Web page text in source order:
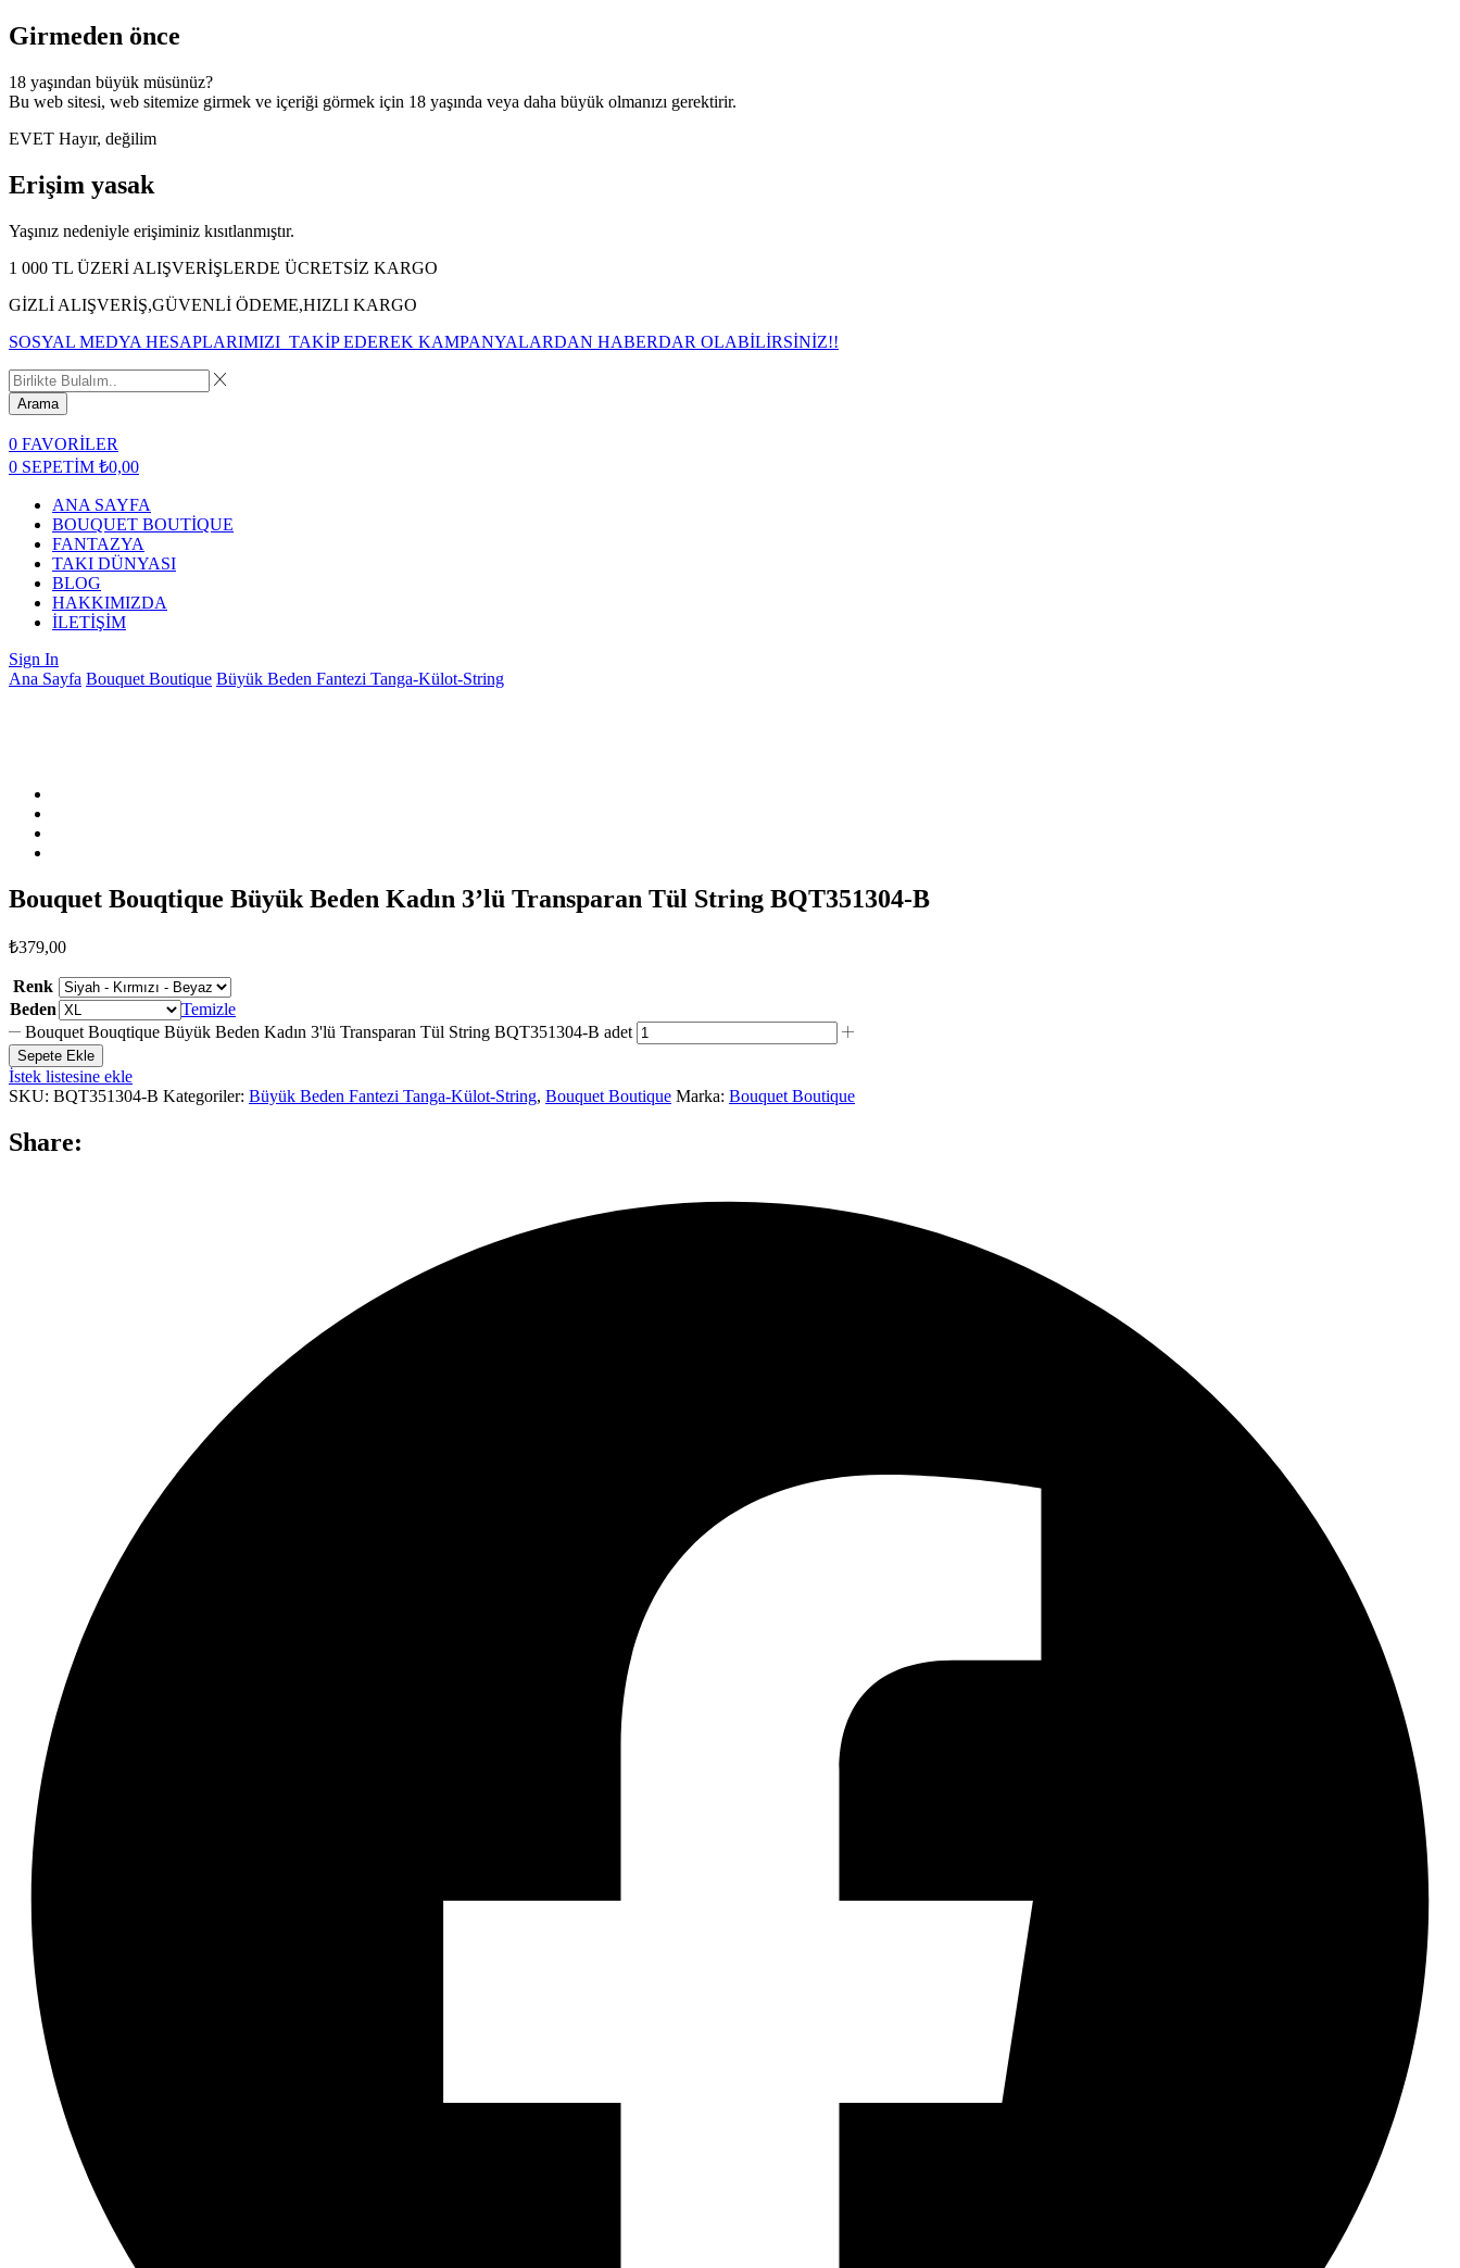
Girmeden önce
18 yaşından büyük müsünüz?
Bu web sitesi, web sitemize girmek ve içeriği görmek için 18 yaşında veya daha büyük olmanızı gerektirir.
EVET Hayır, değilim
Erişim yasak
Yaşınız nedeniyle erişiminiz kısıtlanmıştır.
1 000 TL ÜZERİ ALIŞVERİŞLERDE ÜCRETSİZ KARGO
GİZLİ ALIŞVERİŞ,GÜVENLİ ÖDEME,HIZLI KARGO
SOSYAL MEDYA HESAPLARIMIZI TAKİP EDEREK KAMPANYALARDAN HABERDAR OLABİLİRSİNİZ!!
Arama
0 FAVORİLER
0 SEPETİM ₺0,00
ANA SAYFA
BOUQUET BOUTİQUE
FANTAZYA
TAKI DÜNYASI
BLOG
HAKKIMIZDA
İLETİŞİM
Sign In
Ana Sayfa Bouquet Boutique Büyük Beden Fantezi Tanga-Külot-String
Bouquet Bouqtique Büyük Beden Kadın 3’lü Transparan Tül String BQT351304-B
₺379,00
Renk
Beden
Temizle
Bouquet Bouqtique Büyük Beden Kadın 3'lü Transparan Tül String BQT351304-B adet
Sepete Ekle
İstek listesine ekle
SKU: BQT351304-B Kategoriler: Büyük Beden Fantezi Tanga-Külot-String, Bouquet Boutique Marka: Bouquet Boutique
Share: